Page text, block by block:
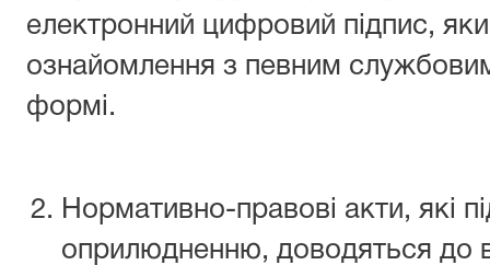
електронний цифровий підпис,
ознайомлення з певним
формі.
Нормативно-правові акти, які
оприлюдненню, доводяться до